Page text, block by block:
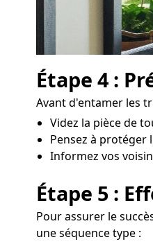
Étape 4 :
Avant d'entamer les
Videz la pièce de
Pensez à protéger
Informez vos
Étape 5 :
Pour assurer le
une séquence type :